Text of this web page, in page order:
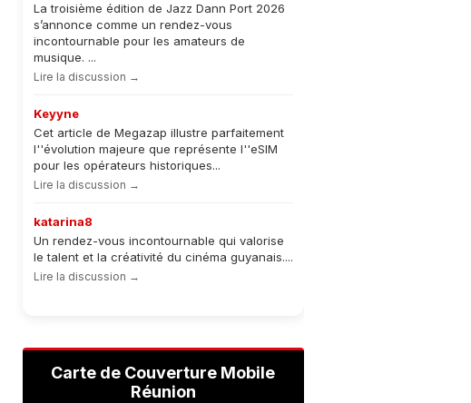
La troisième édition de Jazz Dann Port 2026
s’annonce comme un rendez-vous
incontournable pour les amateurs de
musique. ...
Lire la discussion →
Keyyne
Cet article de Megazap illustre parfaitement
l''évolution majeure que représente l''eSIM
pour les opérateurs historiques...
Lire la discussion →
katarina8
Un rendez-vous incontournable qui valorise
le talent et la créativité du cinéma guyanais....
Lire la discussion →
Carte de Couverture Mobile
Réunion